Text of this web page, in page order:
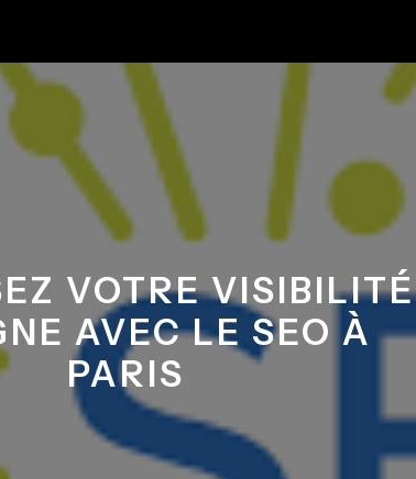
VOTRE VISIBILITÉ
AVEC LE SEO À
PARIS